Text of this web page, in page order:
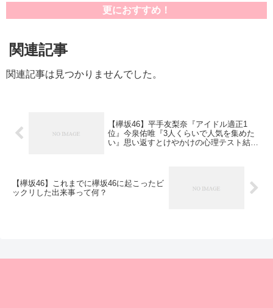
更におすすめ！
関連記事
関連記事は見つかりませんでした。
【欅坂46】平手友梨奈『アイドル適正1
位』今泉佑唯『3人くらいで人気を集めた
い』思い返すとけやかけの心理テスト結構
【欅坂46】これまでに欅坂46に起こったビ
ックリした出来事って何？